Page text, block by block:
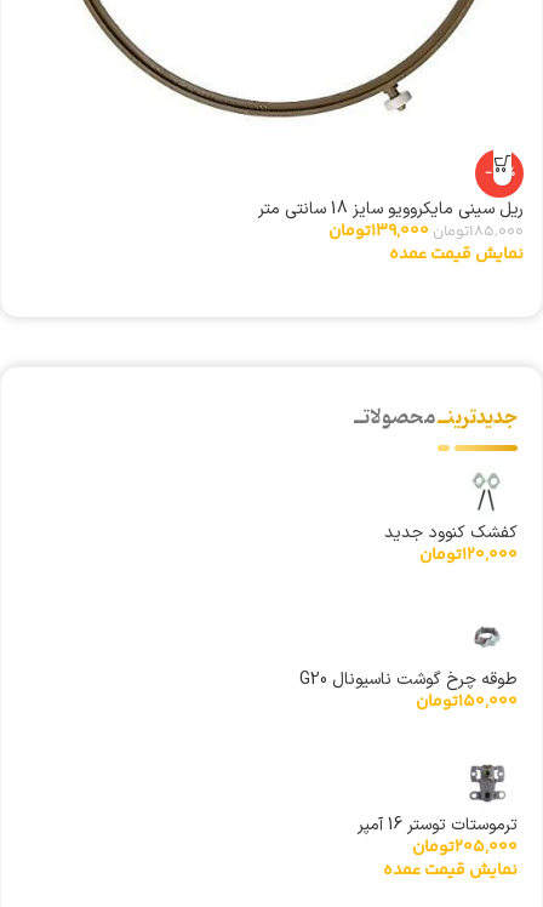
-25%
ریل سینی مایکروویو سایز 18 سانتی متر
185,000تومان 139,000تومان
نمایش قیمت عمده
جدیدترینــمحصولاتــ
کفشک کنوود جدید
120,000تومان
طوقه چرخ گوشت ناسیونال G20
150,000تومان
ترموستات توستر 16 آمپر
205,000تومان
نمایش قیمت عمده